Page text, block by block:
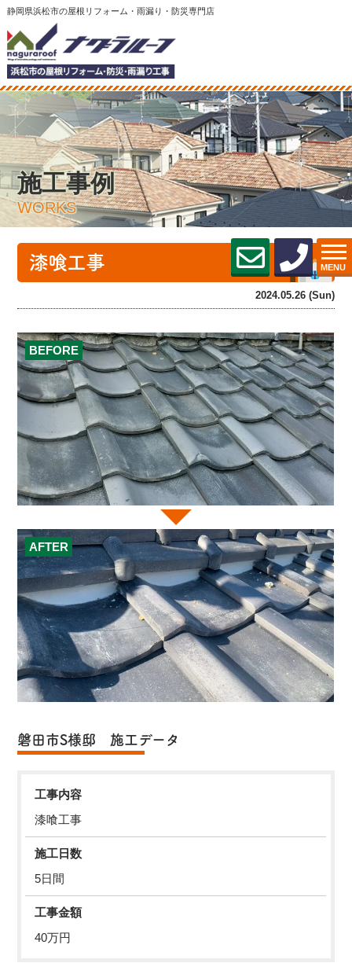
静岡県浜松市の屋根リフォーム・雨漏り・防災専門店
MENU
施工事例
WORKS
漆喰工事
2024.05.26 (Sun)
BEFORE
AFTER
磐田市S様邸 施工データ
工事内容
漆喰工事
施工日数
5日間
工事金額
40万円